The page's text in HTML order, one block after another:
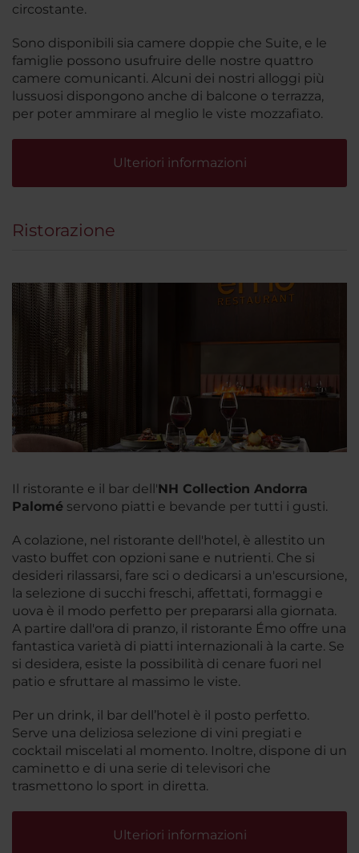
circostante.
Sono disponibili sia camere doppie che Suite, e le
famiglie possono usufruire delle nostre quattro
camere comunicanti. Alcuni dei nostri alloggi più
lussuosi dispongono anche di balcone o terrazza,
per poter ammirare al meglio le viste mozzafiato.
Ulteriori informazioni
Ristorazione
Il ristorante e il bar dell'NH Collection Andorra
Palomé servono piatti e bevande per tutti i gusti.
A colazione, nel ristorante dell'hotel, è allestito un
vasto buffet con opzioni sane e nutrienti. Che si
desideri rilassarsi, fare sci o dedicarsi a un'escursione,
la selezione di succhi freschi, affettati, formaggi e
uova è il modo perfetto per prepararsi alla giornata.
A partire dall'ora di pranzo, il ristorante Émo offre una
fantastica varietà di piatti internazionali à la carte. Se
si desidera, esiste la possibilità di cenare fuori nel
patio e sfruttare al massimo le viste.
Per un drink, il bar dell’hotel è il posto perfetto.
Serve una deliziosa selezione di vini pregiati e
cocktail miscelati al momento. Inoltre, dispone di un
caminetto e di una serie di televisori che
trasmettono lo sport in diretta.
Ulteriori informazioni